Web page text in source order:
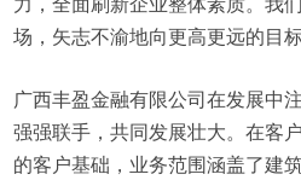
力，全面刷新企业整体素质。我
场，矢志不渝地向更高更远的目
广西丰盈金融有限公司在发展中
强强联手，共同发展壮大。在客
的客户基础，业务范围涵盖了建